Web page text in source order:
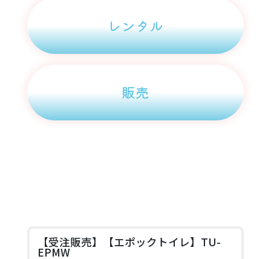
レンタル
販売
【受注販売】【エポックトイレ】TU-
EPMW